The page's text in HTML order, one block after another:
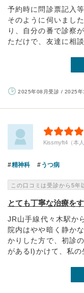
予約時に問診票記入
そのように伺いまし
り、自分の番で診察
ただけで、友達に相
2025年08月受診 / 2025年
Kissmyft4（本
精神科 うつ病
この口コミは受診から5年
とても丁寧な治療を
JR山手線代々木駅か
院内はやや暗く静か
かりした方で、初診
があるl)かけて、私の